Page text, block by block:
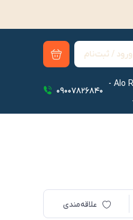
ورود / ثبت‌نام
Alo Runner -
09007826840
علاقه‌مندی